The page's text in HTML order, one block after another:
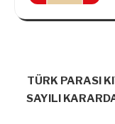
TÜRK PARASI
SAYILI